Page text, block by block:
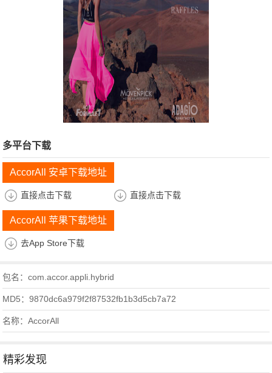
多平台下载
AccorAll 安卓下载地址
直接点击下载 直接点击下载
AccorAll 苹果下载地址
去App Store下载
包名：com.accor.appli.hybrid
MD5：9870dc6a979f2f87532fb1b3d5cb7a72
名称：AccorAll
精彩发现